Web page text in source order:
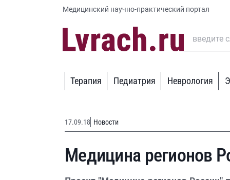
Медицинский научно-практический портал
Терапия Педиатрия Неврология
17.09.18 Новости
Медицина регионов